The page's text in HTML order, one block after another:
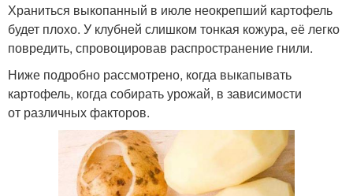
Храниться выкопанный в июле неокрепший картофель
будет плохо. У клубней слишком тонкая кожура, её легко
повредить, спровоцировав распространение гнили.
Ниже подробно рассмотрено, когда выкапывать
картофель, когда собирать урожай, в зависимости
от различных факторов.